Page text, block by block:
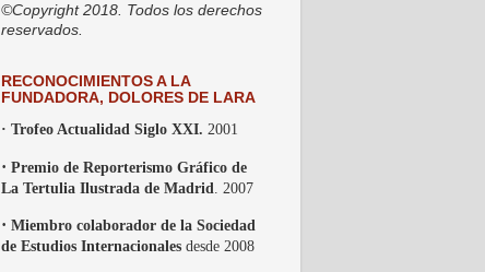
©Copyright 2018. Todos los derechos
reservados.
RECONOCIMIENTOS A LA
FUNDADORA, DOLORES DE LARA
· Trofeo Actualidad Siglo XXI. 2001
· Premio de Reporterismo Gráfico de
La Tertulia Ilustrada de Madrid . 2007
· Miembro colaborador de la Sociedad
de Estudios Internacionales desde 2008